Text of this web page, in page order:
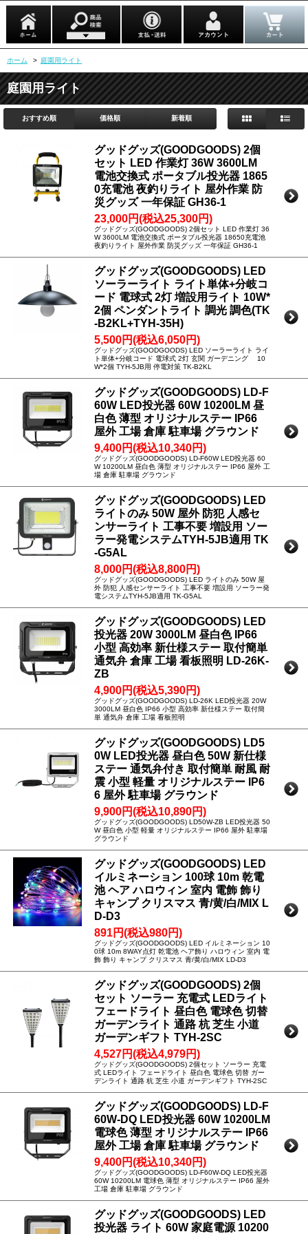
ホーム > 庭園用ライト
庭園用ライト
おすすめ順 価格順 新着順
グッドグッズ(GOODGOODS) 2個
セット LED 作業灯 36W 3600LM
電池交換式 ポータブル投光器 1865
0充電池 夜釣りライト 屋外作業 防
災グッズ 一年保証 GH36-1
23,000円(税込25,300円)
グッドグッズ(GOODGOODS) 2個セット LED 作業灯 36
W 3600LM 電池交換式 ポータブル投光器 18650充電池
夜釣りライト 屋外作業 防災グッズ 一年保証 GH36-1
グッドグッズ(GOODGOODS) LED
ソーラーライト ライト単体+分岐コ
ード 電球式 2灯 増設用ライト 10W*
2個 ペンダントライト 調光 調色(TK
-B2KL+TYH-35H)
5,500円(税込6,050円)
グッドグッズ(GOODGOODS) LED ソーラーライト ライ
ト単体+分岐コード 電球式 2灯 玄関 ガーデニング 10
W*2個 TYH-5JB用 停電対策 TK-B2KL
グッドグッズ(GOODGOODS) LD-F
60W LED投光器 60W 10200LM 昼
白色 薄型 オリジナルステー IP66
屋外 工場 倉庫 駐車場 グラウンド
9,400円(税込10,340円)
グッドグッズ(GOODGOODS) LD-F60W LED投光器 60
W 10200LM 昼白色 薄型 オリジナルステー IP66 屋外 工
場 倉庫 駐車場 グラウンド
グッドグッズ(GOODGOODS) LED
ライトのみ 50W 屋外 防犯 人感セ
ンサーライト 工事不要 増設用 ソー
ラー発電システムTYH-5JB適用 TK
-G5AL
8,000円(税込8,800円)
グッドグッズ(GOODGOODS) LED ライトのみ 50W 屋
外 防犯 人感センサーライト 工事不要 増設用 ソーラー発
電システムTYH-5JB適用 TK-G5AL
グッドグッズ(GOODGOODS) LED
投光器 20W 3000LM 昼白色 IP66
小型 高効率 新仕様ステー 取付簡単
通気弁 倉庫 工場 看板照明 LD-26K-
ZB
4,900円(税込5,390円)
グッドグッズ(GOODGOODS) LD-26K LED投光器 20W
3000LM 昼白色 IP66 小型 高効率 新仕様ステー 取付簡
単 通気弁 倉庫 工場 看板照明
グッドグッズ(GOODGOODS) LD5
0W LED投光器 昼白色 50W 新仕様
ステー 通気弁付き 取付簡単 耐風 耐
震 小型 軽量 オリジナルステー IP6
6 屋外 駐車場 グラウンド
9,900円(税込10,890円)
グッドグッズ(GOODGOODS) LD50W-ZB LED投光器 50
W 昼白色 小型 軽量 オリジナルステー IP66 屋外 駐車場
グラウンド
グッドグッズ(GOODGOODS) LED
イルミネーション 100球 10m 乾電
池 ヘア ハロウィン 室内 電飾 飾り
キャンプ クリスマス 青/黄/白/MIX L
D-D3
891円(税込980円)
グッドグッズ(GOODGOODS) LED イルミネーション 10
0球 10m 8WAY点灯 乾電池 ヘア飾り ハロウィン 室内 電
飾 飾り キャンプ クリスマス 青/黄/白/MIX LD-D3
グッドグッズ(GOODGOODS) 2個
セット ソーラー 充電式 LEDライト
フェードライト 昼白色 電球色 切替
ガーデンライト 通路 杭 芝生 小道
ガーデンギフト TYH-2SC
4,527円(税込4,979円)
グッドグッズ(GOODGOODS) 2個セット ソーラー 充電
式 LEDライト フェードライト 昼白色 電球色 切替 ガー
デンライト 通路 杭 芝生 小道 ガーデンギフト TYH-2SC
グッドグッズ(GOODGOODS) LD-F
60W-DQ LED投光器 60W 10200LM
電球色 薄型 オリジナルステー IP66
屋外 工場 倉庫 駐車場 グラウンド
9,400円(税込10,340円)
グッドグッズ(GOODGOODS) LD-F60W-DQ LED投光器
60W 10200LM 電球色 薄型 オリジナルステー IP66 屋外
工場 倉庫 駐車場 グラウンド
グッドグッズ(GOODGOODS) LED
投光器 ライト 60W 家庭電源 10200